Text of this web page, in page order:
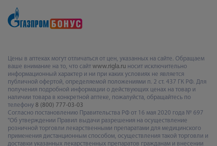
Цены в аптеках могут отличаться от цен, указанных на сайте. Обращаем
ваше внимание на то, что сайт www.rigla.ru носит исключительно
информационный характер и ни при каких условиях не является
публичной офертой, определяемой положениями п. 2 ст. 437 ГК РФ. Для
получения подробной информации о действующих ценах на товар и
наличии товара в конкретной аптеке, пожалуйста, обращайтесь по
телефону 8 (800) 777-03-03
Согласно постановлению Правительства РФ от 16 мая 2020 года № 697
"Об утверждении Правил выдачи разрешения на осуществление
розничной торговли лекарственными препаратами для медицинского
применения дистанционным способом, осуществления такой торговли и
доставки указанных лекарственных препаратов гражданам и внесении